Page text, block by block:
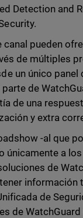
Detection and
pueden
de múltiples
un único
de
de una
y extra
-al que
únicamente a
de
de
de